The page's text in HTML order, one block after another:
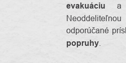
evakuáciu a
odporúčané
popruhy